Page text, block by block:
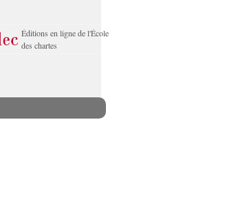
Éditions en ligne de l'École
des chartes